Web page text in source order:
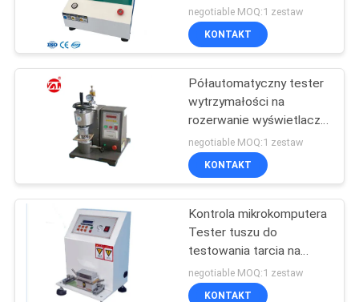
WYCENĘ
VR
SHOW
SITEMAP
PRIVACY
POLICY
na rozerwanie Mullen do
kartonu
negotiable MOQ:1 zestaw
KONTAKT
Półautomatyczny tester
wytrzymałości na
rozerwanie wyświetlacza
LCD do materiałów
opakowaniowych
negotiable MOQ:1 zestaw
KONTAKT
Kontrola mikrokomputera
Tester tuszu do
testowania tarcia na
papierze i tekturze
negotiable MOQ:1 zestaw
KONTAKT